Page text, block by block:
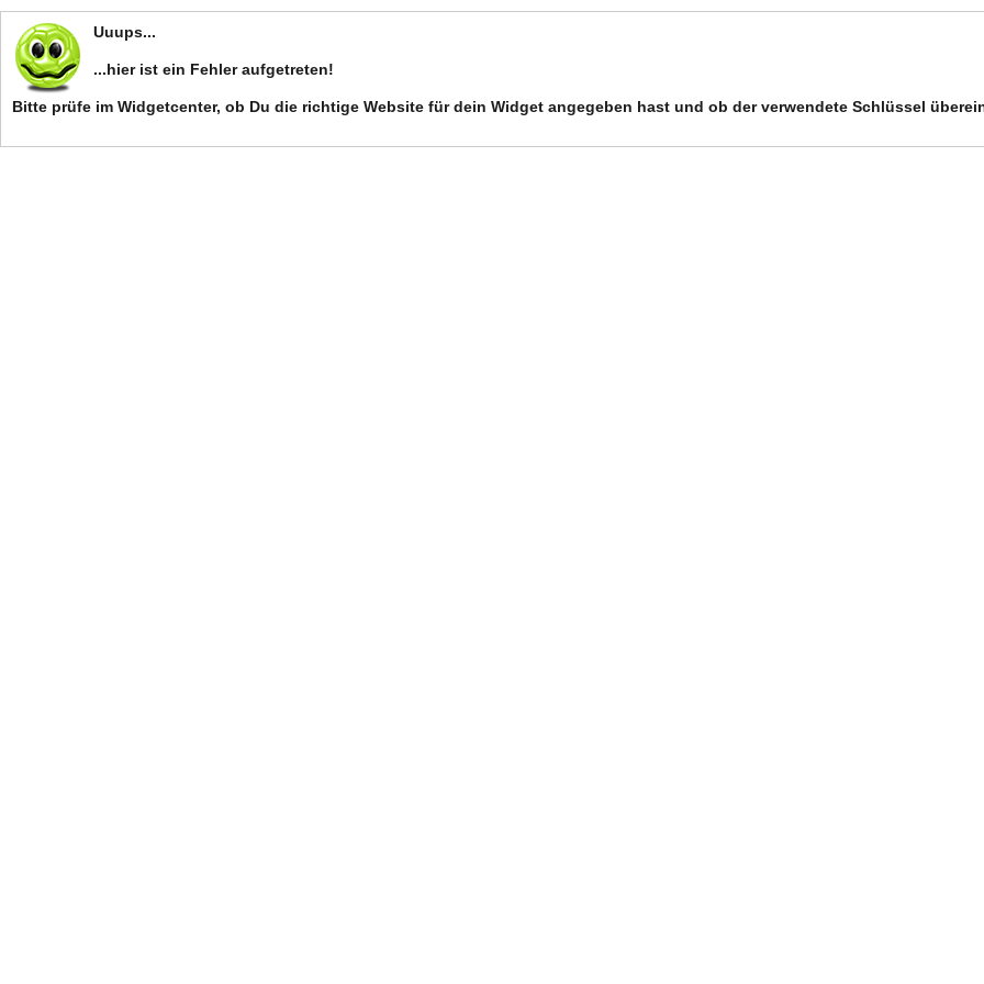
Uuups...
...hier ist ein Fehler aufgetreten!
Bitte prüfe im Widgetcenter, ob Du die richtige Website für dein Widget angegeben hast und ob der verwendete Schlüssel